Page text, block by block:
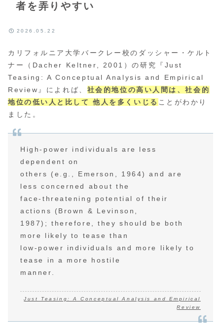
者を弄りやすい
2026.05.22
カリフォルニア大学バークレー校のダッシャー・ケルト
ナー（Dacher Keltner, 2001）の研究『Just
Teasing: A Conceptual Analysis and Empirical
Review』によれば、 社会的地位の高い人間は、社会的
地位の低い人と比して 他人を多くいじる ことがわかり
ました。
High-power individuals are less
dependent on
others (e.g., Emerson, 1964) and are
less concerned about the
face-threatening potential of their
actions (Brown & Levinson,
1987); therefore, they should be both
more likely to tease than
low-power individuals and more likely to
tease in a more hostile
manner.
Just Teasing: A Conceptual Analysis and Empirical
Review